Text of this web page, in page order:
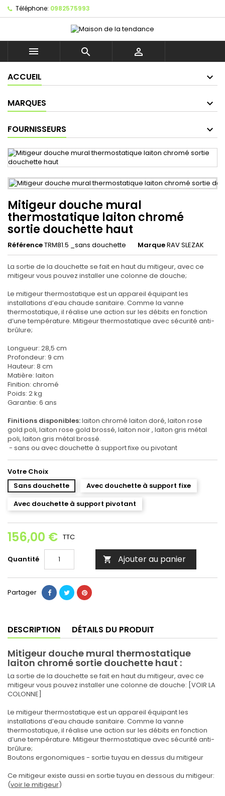
Téléphone: 0982575993
  
ACCUEIL
MARQUES
FOURNISSEURS
Mitigeur douche mural
thermostatique laiton chromé
sortie douchette haut
RéférenceTRM81.5 _sans douchette MarqueRAV SLEZAK
La sortie de la douchette se fait en haut du mitigeur, avec ce
mitigeur vous pouvez installer une colonne de douche;
Le mitigeur thermostatique est un appareil équipant les
installations d’eau chaude sanitaire. Comme la vanne
thermostatique, il réalise une action sur les débits en fonction
d’une température. Mitigeur thermostatique avec sécurité anti-
brûlure;
Longueur: 28,5 cm
Profondeur: 9 cm
Hauteur: 8 cm
Matière: laiton
Finition: chromé
Poids: 2 kg
Garantie: 6 ans
Finitions disponibles:laiton chromé laiton doré, laiton rose
gold poli, laiton rose gold brossé, laiton noir , laiton gris métal
poli, laiton gris métal brossé.
- sans ou avec douchette à support fixe ou pivotant
Votre Choix
Sans douchette
Avec douchette à support fixe
Avec douchette à support pivotant
156,00 € TTC
Quantité  Ajouter au panier
Partager
DESCRIPTION DÉTAILS DU PRODUIT
Mitigeur douche mural thermostatique
laiton chromé sortie douchette haut :
La sortie de la douchette se fait en haut du mitigeur, avec ce
mitigeur vous pouvez installer une colonne de douche: [VOIR LA
COLONNE]
Le mitigeur thermostatique est un appareil équipant les
installations d’eau chaude sanitaire. Comme la vanne
thermostatique, il réalise une action sur les débits en fonction
d’une température. Mitigeur thermostatique avec sécurité anti-
brûlure;
Boutons ergonomiques - sortie tuyau en dessus du mitigeur
Ce mitigeur existe aussi en sortie tuyau en dessous du mitigeur:
(voir le mitigeur)